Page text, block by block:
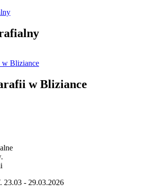
w Bliziance
- 29.03.2026